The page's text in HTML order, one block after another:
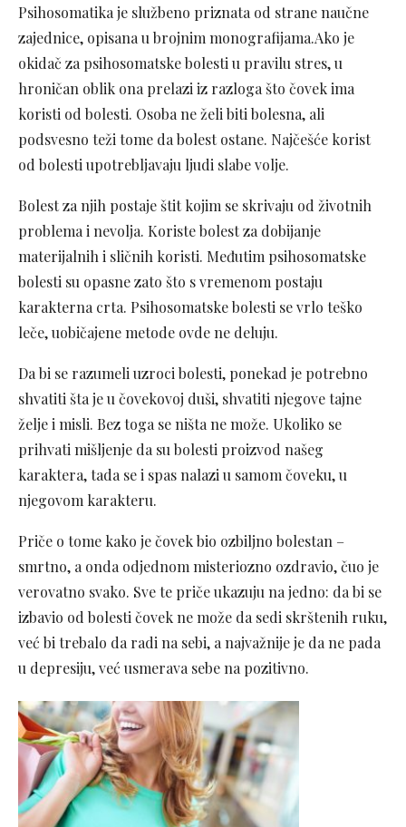
Psihosomatika je službeno priznata od strane naučne
zajednice, opisana u brojnim monografijama.Ako je
okidač za psihosomatske bolesti u pravilu stres, u
hroničan oblik ona prelazi iz razloga što čovek ima
koristi od bolesti. Osoba ne želi biti bolesna, ali
podsvesno teži tome da bolest ostane. Najčešće korist
od bolesti upotrebljavaju ljudi slabe volje.
Bolest za njih postaje štit kojim se skrivaju od životnih
problema i nevolja. Koriste bolest za dobijanje
materijalnih i sličnih koristi. Međutim psihosomatske
bolesti su opasne zato što s vremenom postaju
karakterna crta. Psihosomatske bolesti se vrlo teško
leče, uobičajene metode ovde ne deluju.
Da bi se razumeli uzroci bolesti, ponekad je potrebno
shvatiti šta je u čovekovoj duši, shvatiti njegove tajne
želje i misli. Bez toga se ništa ne može. Ukoliko se
prihvati mišljenje da su bolesti proizvod našeg
karaktera, tada se i spas nalazi u samom čoveku, u
njegovom karakteru.
Priče o tome kako je čovek bio ozbiljno bolestan –
smrtno, a onda odjednom misteriozno ozdravio, čuo je
verovatno svako. Sve te priče ukazuju na jedno: da bi se
izbavio od bolesti čovek ne može da sedi skrštenih ruku,
već bi trebalo da radi na sebi, a najvažnije je da ne pada
u depresiju, već usmerava sebe na pozitivno.